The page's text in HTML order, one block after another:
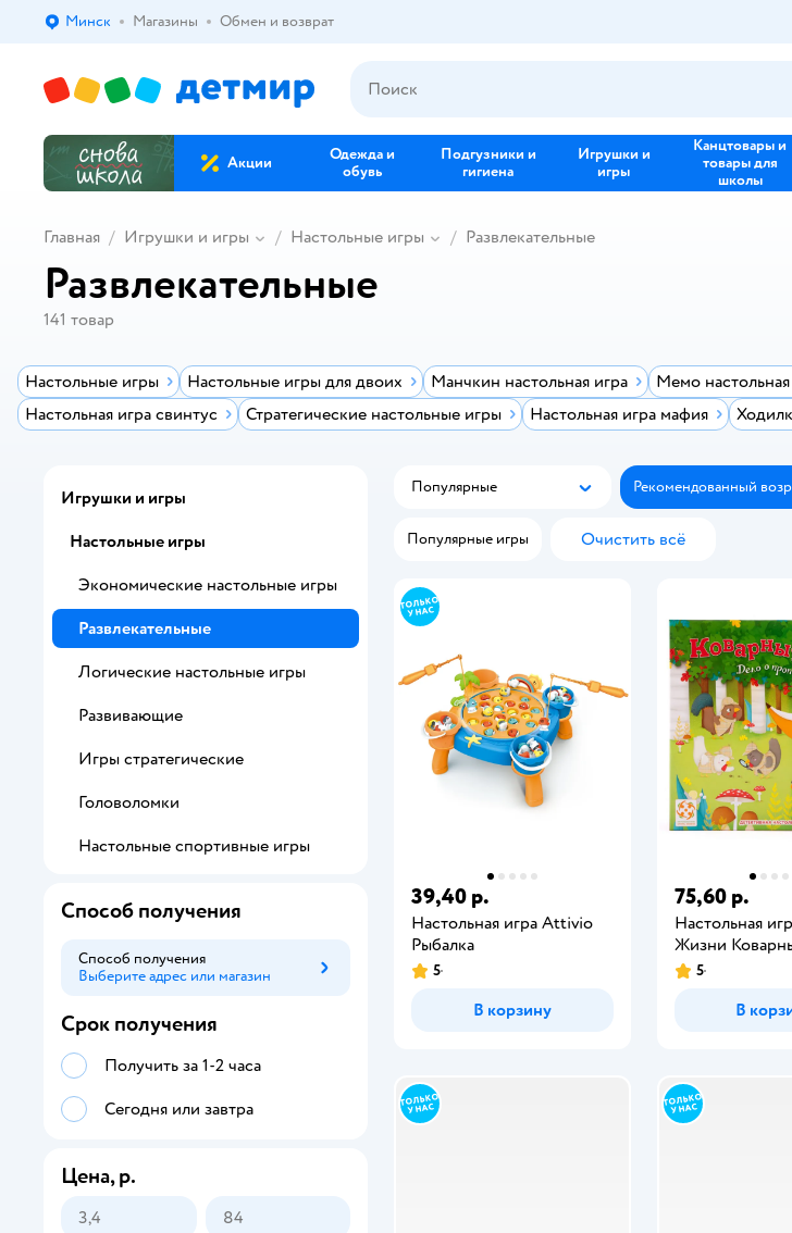
Выбор адреса доставки.
Минск Магазины Обмен и возврат
Акции
Одежда и
обувь
Подгузники и
гигиена
Игрушки и
игры
Канцтовары и
товары для
школы
Главная Игрушки и игры Настольные игры Развлекательные
Развлекательные
141 товар
Настольные игры Настольные игры для двоих Манчкин настольная игра Мемо
Настольная игра свинтус
Стратегические настольные игры Настольная игра мафия
Популярные
Популярные Рекомендованный
Популярные игры Очистить всё
39,40 р.
Настольная игра Attivio
Рыбалка
5
В корзину
75,60 р.
Настольная
Жизни
5
В
Игрушки и игры
Настольные игры
Экономические настольные игры
Развлекательные
Логические настольные игры
Развивающие
Игры стратегические
Головоломки
Настольные спортивные игры
Способ получения
Способ получения
Выберите адрес или магазин
Способ получения
Срок получения
Получить за 1-2 часа
Сегодня или завтра
Цена, р.